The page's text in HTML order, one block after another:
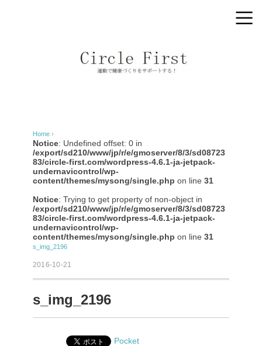
Home ›
Notice: Undefined offset: 0 in
/export/sd210/www/jp/r/e/gmoserver/8/3/sd08723
83/circle-first.com/wordpress-4.6.1-ja-jetpack-
undernavicontrol/wp-
content/themes/mysong/single.php on line 31
Notice: Trying to get property of non-object in
/export/sd210/www/jp/r/e/gmoserver/8/3/sd08723
83/circle-first.com/wordpress-4.6.1-ja-jetpack-
undernavicontrol/wp-
content/themes/mysong/single.php on line 31
s_img_2196
2016-10-21
s_img_2196
Pocket